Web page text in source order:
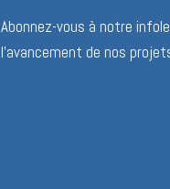
Abonnez-vous à notre
l’avancement de nos